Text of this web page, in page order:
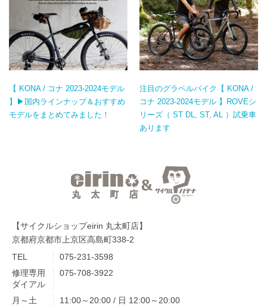
【 KONA / コナ 2023-2024モデル
】▶国内ラインナップ＆おすすめ
モデルをまとめてみました！
注目のグラベルバイク【 KONA /
コナ 2023-2024モデル 】ROVEシ
リーズ（ ST DL, ST, AL ）試乗車
あります
【サイクルショップeirin 丸太町店】
京都府京都市上京区高島町338-2
TEL
075-231-3598
修理専用
ダイアル
075-708-3922
月～土 11:00～20:00 / 日 12:00～20:00